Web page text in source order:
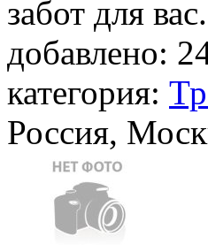
забот для вас.
добавлено:
категория:
Россия,